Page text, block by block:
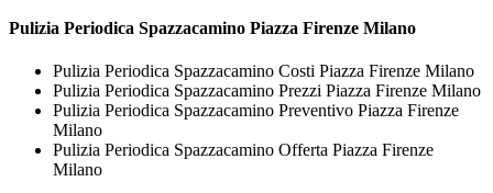
Pulizia Periodica Spazzacamino Piazza Firenze Milano
Pulizia Periodica Spazzacamino Costi Piazza Firenze Milano
Pulizia Periodica Spazzacamino Prezzi Piazza Firenze Milano
Pulizia Periodica Spazzacamino Preventivo Piazza Firenze
Milano
Pulizia Periodica Spazzacamino Offerta Piazza Firenze
Milano